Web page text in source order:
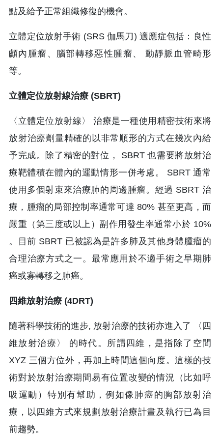
點及給予正常組織修復的機會。
立體定位放射手術 (SRS 伽馬刀) 適應症包括：良性
顱內腫瘤、腦部轉移惡性腫瘤、 動靜脈血管畸形
等。
立體定位放射線治療 (SBRT)
〈立體定位放射線〉 治療是一種使用精密技術來將
放射治療劑量精確的以非常順形的方式在幾次內給
予完成。除了精密的對位， SBRT 也需要將放射治
療靶體積在體內的運動情形一併考慮。 SBRT 通常
使用多個射束來治療肺的周邊腫瘤。經過 SBRT 治
療，腫瘤的局部控制率通常可達 80% 甚至更高，而
嚴重（第三度或以上）副作用發生率通常小於 10%
。目前 SBRT 已被認為是許多肺及其他身體腫瘤的
合理治療方式之一。最常應用於不適手術之早期肺
癌或寡轉移之肺癌。
四維放射治療 (4DRT)
隨著科學技術的進步, 放射治療的技術亦進入了 〈四
維放射治療〉 的時代。所謂四維，是指除了空間
XYZ 三個方位外，再加上時間這個向度。這樣的技
術對於放射治療期間易有位置改變的情況（比如呼
吸運動）特別有幫助，例如像肺癌的胸部放射治
療，以四維方式來規劃放射治療計畫及執行已為目
前趨勢。